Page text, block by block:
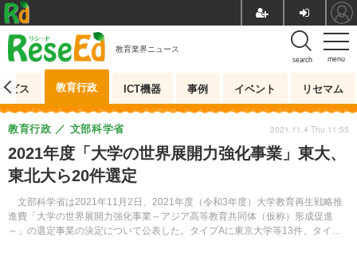
menu
search
教育業界ニュース
ビス 教育行政 ICT機器 事例 イベント リセマム
2021年度「大学の世界展開力強化事業」東大、
東北大ら20件選定
文部科学省は2021年11月2日、2021年度（令和3年度）大学教育再生戦略推
進費「大学の世界展開力強化事業～アジア高等教育共同体（仮称）形成促進
～」の選定事業の決定について公表した。タイプAに東京大学等13件、タイプB
教育行政 文部科学省 2021.11.4 Thu 11:55